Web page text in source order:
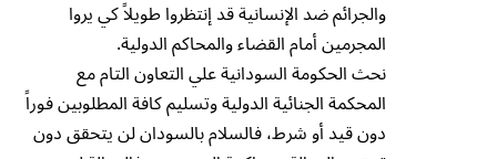
والجرائم ضد الإنسانية قد إنتظروا طويلاً كي يروا
المجرمين أمام القضاء والمحاكم الدولية.
نحث الحكومة السودانية علي التعاون التام مع
المحكمة الجنائية الدولية وتسليم كافة المطلوبين فوراً
دون قيد أو شرط، فالسلام بالسودان لن يتحقق دون